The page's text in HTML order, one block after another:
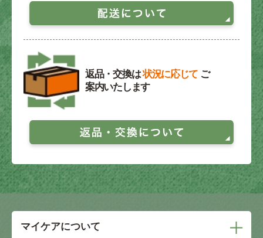
返品・交換は状況に応じて ご
案内いたします
マイケアについて